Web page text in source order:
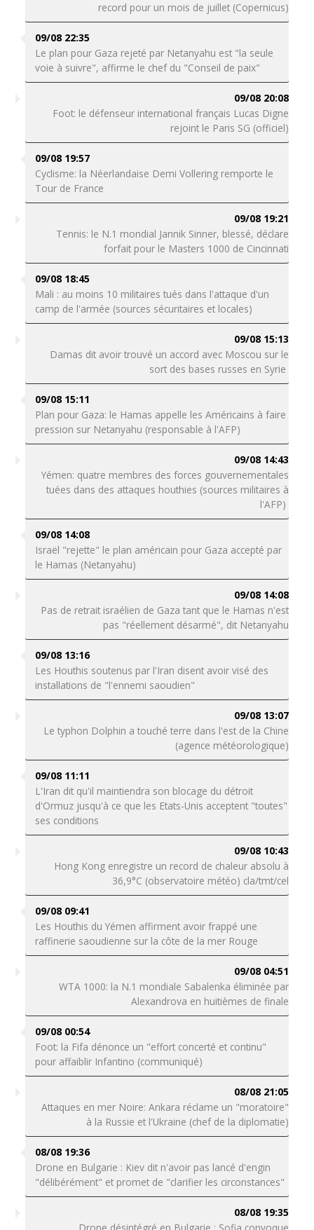
record pour un mois de juillet (Copernicus)
09/08 22:35
Le plan pour Gaza rejeté par Netanyahu est "la seule
voie à suivre", affirme le chef du "Conseil de paix"
09/08 20:08
Foot: le défenseur international français Lucas Digne
rejoint le Paris SG (officiel)
09/08 19:57
Cyclisme: la Néerlandaise Demi Vollering remporte le
Tour de France
09/08 19:21
Tennis: le N.1 mondial Jannik Sinner, blessé, déclare
forfait pour le Masters 1000 de Cincinnati
09/08 18:45
Mali : au moins 10 militaires tués dans l'attaque d'un
camp de l'armée (sources sécuritaires et locales)
09/08 15:13
Damas dit avoir trouvé un accord avec Moscou sur le
sort des bases russes en Syrie
09/08 15:11
Plan pour Gaza: le Hamas appelle les Américains à faire
pression sur Netanyahu (responsable à l'AFP)
09/08 14:43
Yémen: quatre membres des forces gouvernementales
tuées dans des attaques houthies (sources militaires à
l'AFP)
09/08 14:08
Israël "rejette" le plan américain pour Gaza accepté par
le Hamas (Netanyahu)
09/08 14:08
Pas de retrait israélien de Gaza tant que le Hamas n'est
pas "réellement désarmé", dit Netanyahu
09/08 13:16
Les Houthis soutenus par l'Iran disent avoir visé des
installations de "l'ennemi saoudien"
09/08 13:07
Le typhon Dolphin a touché terre dans l'est de la Chine
(agence météorologique)
09/08 11:11
L'Iran dit qu'il maintiendra son blocage du détroit
d'Ormuz jusqu'à ce que les Etats-Unis acceptent "toutes"
ses conditions
09/08 10:43
Hong Kong enregistre un record de chaleur absolu à
36,9°C (observatoire météo) cla/tmt/cel
09/08 09:41
Les Houthis du Yémen affirment avoir frappé une
raffinerie saoudienne sur la côte de la mer Rouge
09/08 04:51
WTA 1000: la N.1 mondiale Sabalenka éliminée par
Alexandrova en huitièmes de finale
09/08 00:54
Foot: la Fifa dénonce un "effort concerté et continu"
pour affaiblir Infantino (communiqué)
08/08 21:05
Attaques en mer Noire: Ankara réclame un "moratoire"
à la Russie et l'Ukraine (chef de la diplomatie)
08/08 19:36
Drone en Bulgarie : Kiev dit n'avoir pas lancé d'engin
"délibérément" et promet de "clarifier les circonstances"
08/08 19:35